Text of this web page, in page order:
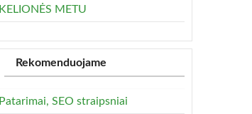
KELIONĖS METU
Rekomenduojame
Patarimai, SEO straipsniai